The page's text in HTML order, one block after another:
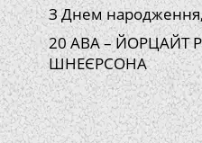
З Днем
20 АВА – ЙОРЦАЙТ
ШНЕЄРСОНА